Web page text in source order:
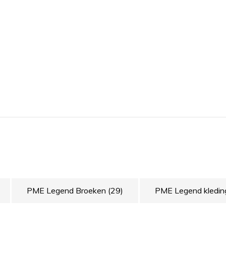
PME Legend Broeken (29) PME Legend